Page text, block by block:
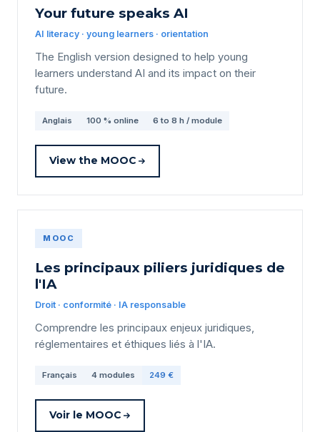
Your future speaks AI
AI literacy · young learners · orientation
The English version designed to help young
learners understand AI and its impact on their
future.
Anglais 100 % online 6 to 8 h / module
View the MOOC
MOOC
Les principaux piliers juridiques de
l'IA
Droit · conformité · IA responsable
Comprendre les principaux enjeux juridiques,
réglementaires et éthiques liés à l'IA.
Français 4 modules 249 €
Voir le MOOC